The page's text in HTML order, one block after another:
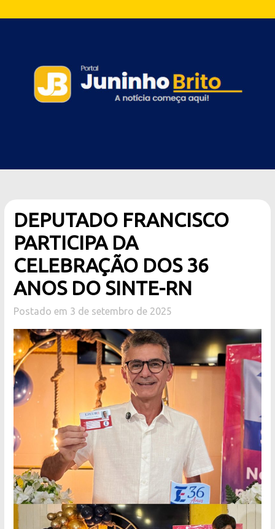
DEPUTADO FRANCISCO
PARTICIPA DA
CELEBRAÇÃO DOS 36
ANOS DO SINTE-RN
Postado em 3 de setembro de 2025